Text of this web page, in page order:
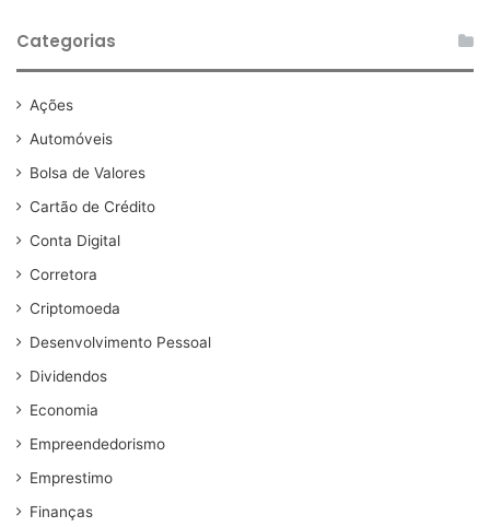
Categorias
Ações
Automóveis
Bolsa de Valores
Cartão de Crédito
Conta Digital
Corretora
Criptomoeda
Desenvolvimento Pessoal
Dividendos
Economia
Empreendedorismo
Emprestimo
Finanças